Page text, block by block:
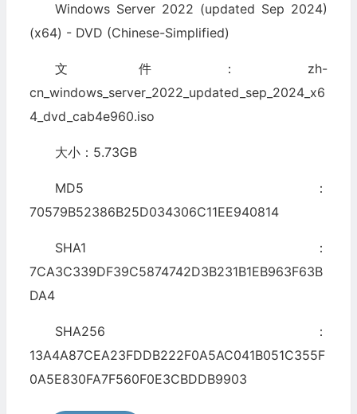
Windows Server 2022 (updated Sep 2024)
(x64) - DVD (Chinese-Simplified)
文件：zh-
cn_windows_server_2022_updated_sep_2024_x6
4_dvd_cab4e960.iso
大小：5.73GB
MD5：
70579B52386B25D034306C11EE940814
SHA1：
7CA3C339DF39C5874742D3B231B1EB963F63B
DA4
SHA256：
13A4A87CEA23FDDB222F0A5AC041B051C355F
0A5E830FA7F560F0E3CBDDB9903